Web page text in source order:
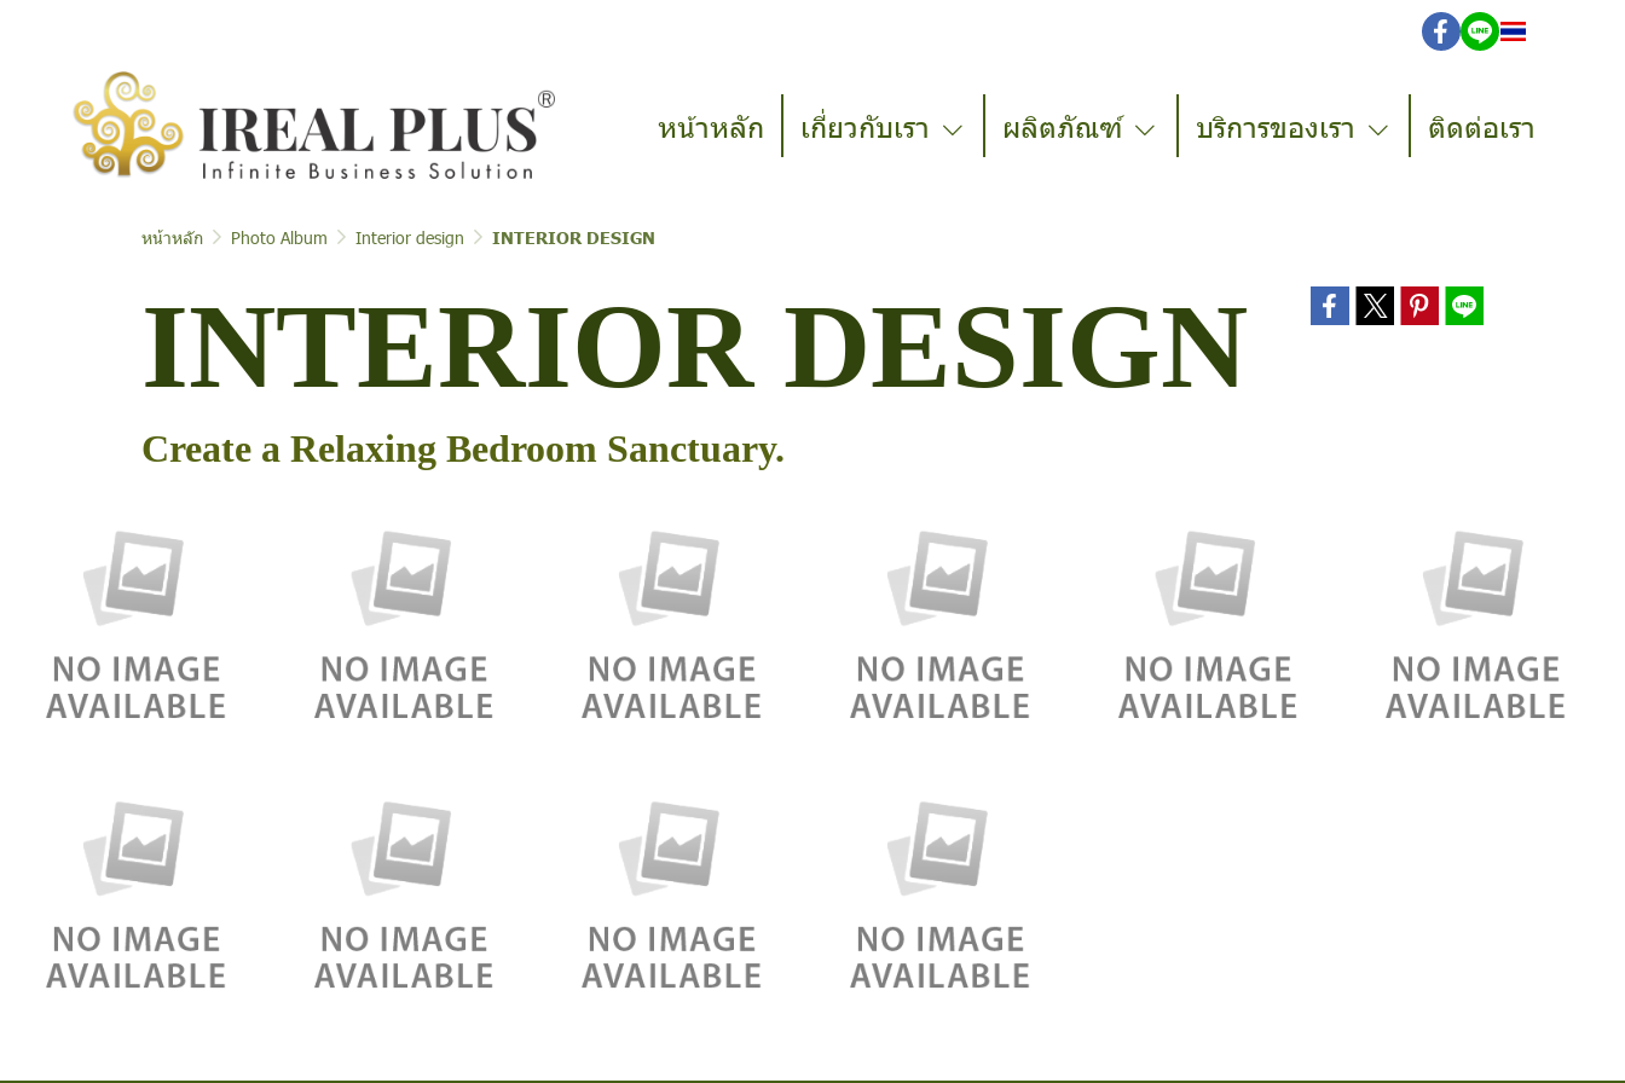
หน้าหลัก เกี่ยวกับเรา ผลิตภัณฑ์ บริการของเรา ติดต่อเรา
หน้าหลัก Photo Album Interior design INTERIOR DESIGN
INTERIOR DESIGN
Create a Relaxing Bedroom Sanctuary.